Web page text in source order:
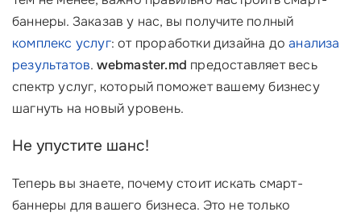
баннеры. Заказав у нас, вы получите полный
комплекс услуг: от проработки дизайна доанализа
результатов. webmaster.md предоставляет весь
спектр услуг, который поможет вашему бизнесу
шагнуть на новый уровень.
Не упустите шанс!
Теперь вы знаете, почему стоит искать смарт-
баннеры для вашего бизнеса. Это не только